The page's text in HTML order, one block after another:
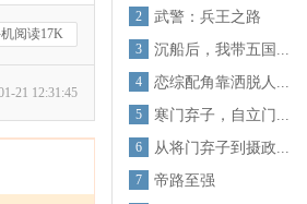
阅读17K
21 12:31:45
2 武警：兵王之路
3 沉船后，我带五国...
4 恋综配角靠洒脱人...
5 寒门弃子，自立门...
6 从将门弃子到摄政...
7 帝路至强